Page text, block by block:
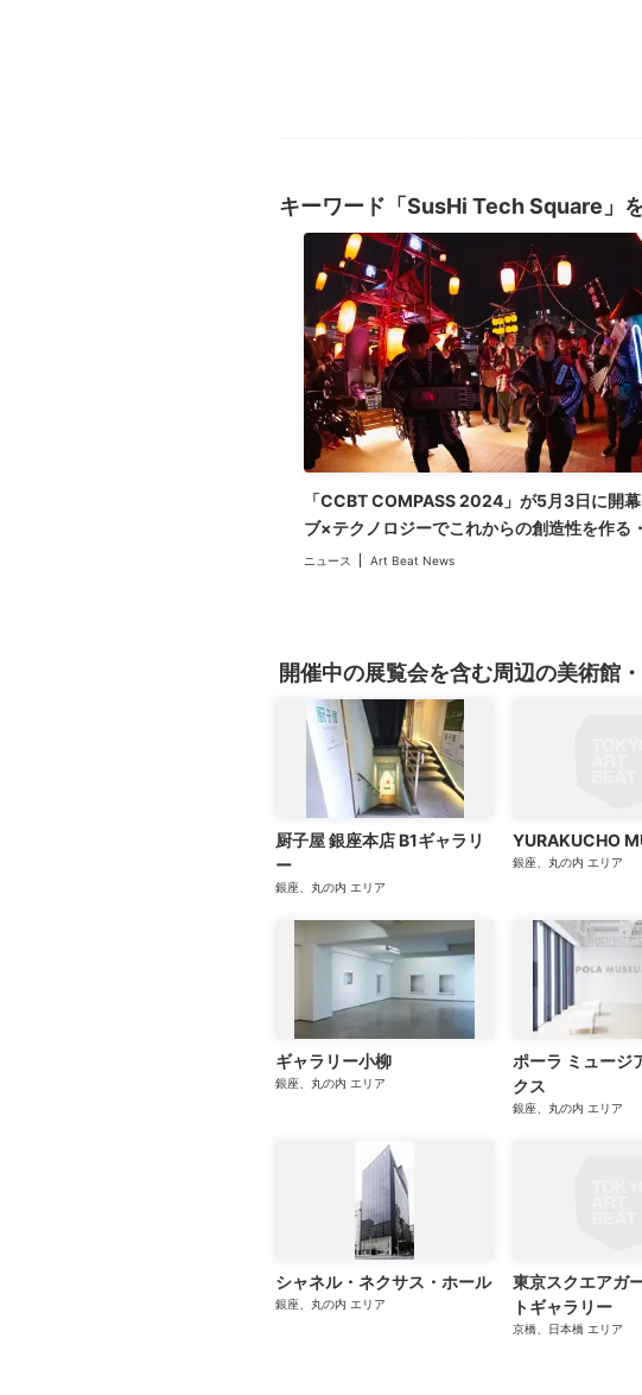
キーワード「SusHi Tech Square」
「CCBT COMPASS 2024」が5月3日に開
ブ×テクノロジーでこれからの創造性を作る
羅針盤を見つける15日間
ニュース Art Beat News
開催中の展覧会を含む周辺の美術館
厨子屋 銀座本店 B1ギャラリ
ー
銀座、丸の内 エリア
YURAKUCHO
銀座、丸の内 エリア
ギャラリー小柳
銀座、丸の内 エリア
ポーラ ミュージ
クス
銀座、丸の内 エリア
シャネル・ネクサス・ホール
銀座、丸の内 エリア
東京スクエアガ
トギャラリー
京橋、日本橋 エリア